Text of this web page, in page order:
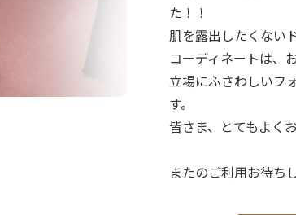
た！！
肌を露出したくない
コーディネートは、
立場にふさわしいフ
す。
皆さま、とてもよく
またのご利用お待ち